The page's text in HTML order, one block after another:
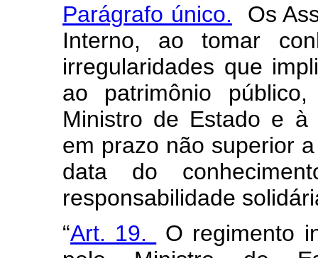
Parágrafo único. Os
Interno, ao tomar
irregularidades que
ao patrimônio
Ministro de Estado e à
em prazo não superior
data do
responsabilidade
“Art. 19.
O regimento